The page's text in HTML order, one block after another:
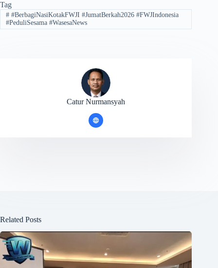
Tag
##BerbagiNasiKotakFWJI #JumatBerkah2026 #FWJIndonesia
#PeduliSesama #WasesaNews
Catur Nurmansyah
Related Posts